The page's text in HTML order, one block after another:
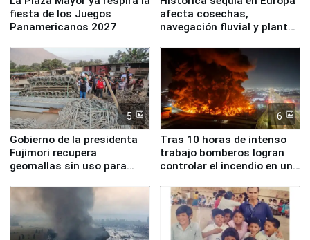
fiesta de los Juegos
Panamericanos 2027
afecta cosechas,
navegación fluvial y plantas
5
Gobierno de la presidenta
Fujimori recupera
geomallas sin uso para
Fenómeno El Niño
6
Tras 10 horas de intenso
trabajo bomberos logran
controlar el incendio en una
de Chile